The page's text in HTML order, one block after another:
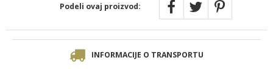
Podeli ovaj proizvod:
INFORMACIJE O TRANSPORTU